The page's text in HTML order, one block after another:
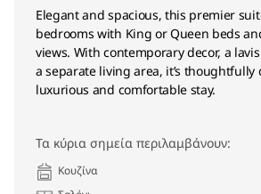
Elegant and spacious, this premier
bedrooms with King or Queen beds
views. With contemporary decor, a
a separate living area, it’s thoughtfully
luxurious and comfortable stay.
Τα κύρια σημεία περιλαμβάνουν:
Κουζίνα